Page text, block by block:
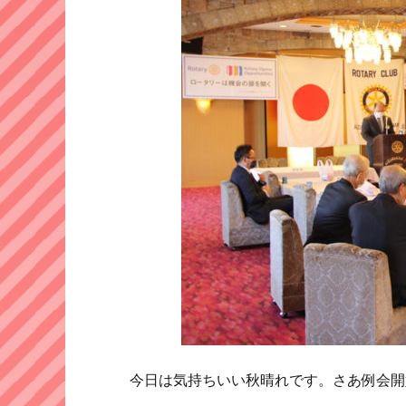
今日は気持ちいい秋晴れです。さあ例会